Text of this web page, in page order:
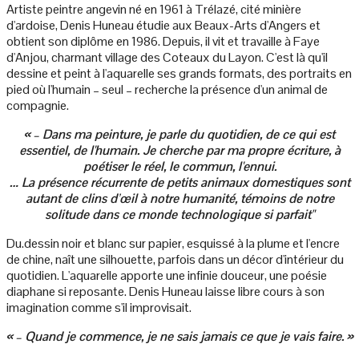
Artiste peintre angevin né en 1961 à Trélazé, cité minière
d'ardoise, Denis Huneau étudie aux Beaux-Arts d'Angers et
obtient son diplôme en 1986. Depuis, il vit et travaille à Faye
d'Anjou, charmant village des Coteaux du Layon. C'est là qu'il
dessine et peint à l'aquarelle ses grands formats, des portraits en
pied où l'humain – seul – recherche la présence d'un animal de
compagnie.
« – Dans ma peinture, je parle du quotidien, de ce qui est
essentiel, de l'humain. Je cherche par ma propre écriture, à
poétiser le réel, le commun, l'ennui.
… La présence récurrente de petits animaux domestiques sont
autant de clins d’œil à notre humanité, témoins de notre
solitude dans ce monde technologique si parfait"
Du.dessin noir et blanc sur papier, esquissé à la plume et l'encre
de chine, naît une silhouette, parfois dans un décor d'intérieur du
quotidien. L'aquarelle apporte une infinie douceur, une poésie
diaphane si reposante. Denis Huneau laisse libre cours à son
imagination comme s'il improvisait.
« – Quand je commence, je ne sais jamais ce que je vais faire. »